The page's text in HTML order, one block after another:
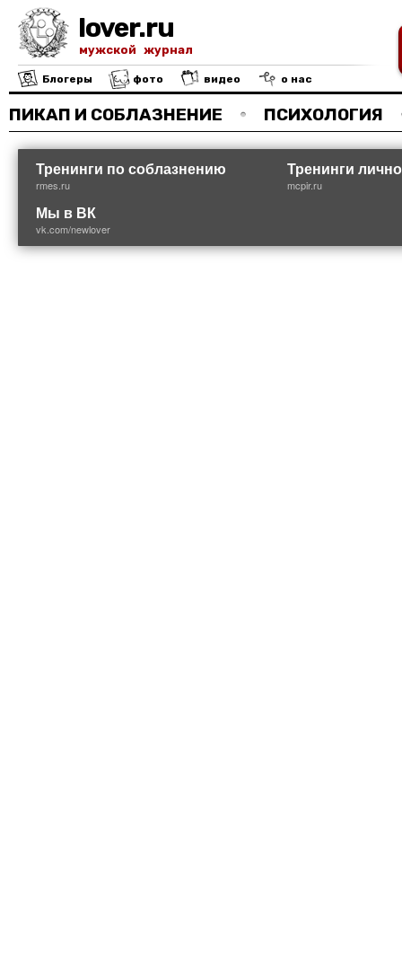
lover.ru
мужской журнал
Блогеры фото видео о нас
ПИКАП И СОБЛАЗНЕНИЕ ПСИХОЛОГИЯ
Тренинги по соблазнению
rmes.ru
Тренинги
mcpir.ru
Мы в ВК
vk.com/newlover